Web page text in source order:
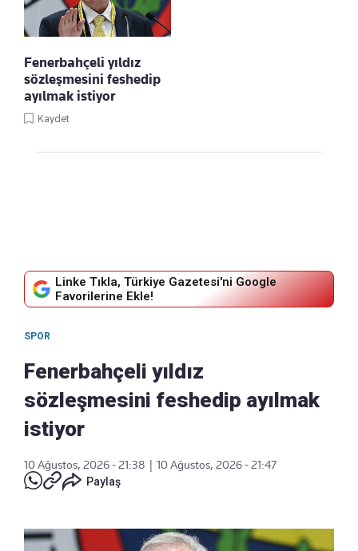
Fenerbahçeli yıldız
sözleşmesini feshedip
ayılmak istiyor
Kaydet
Linke Tıkla, Türkiye Gazetesi'ni Google
Favorilerine Ekle!
SPOR
Fenerbahçeli yıldız
sözleşmesini feshedip ayılmak
istiyor
10 Ağustos, 2026 - 21:38
10 Ağustos, 2026 - 21:47
Paylaş